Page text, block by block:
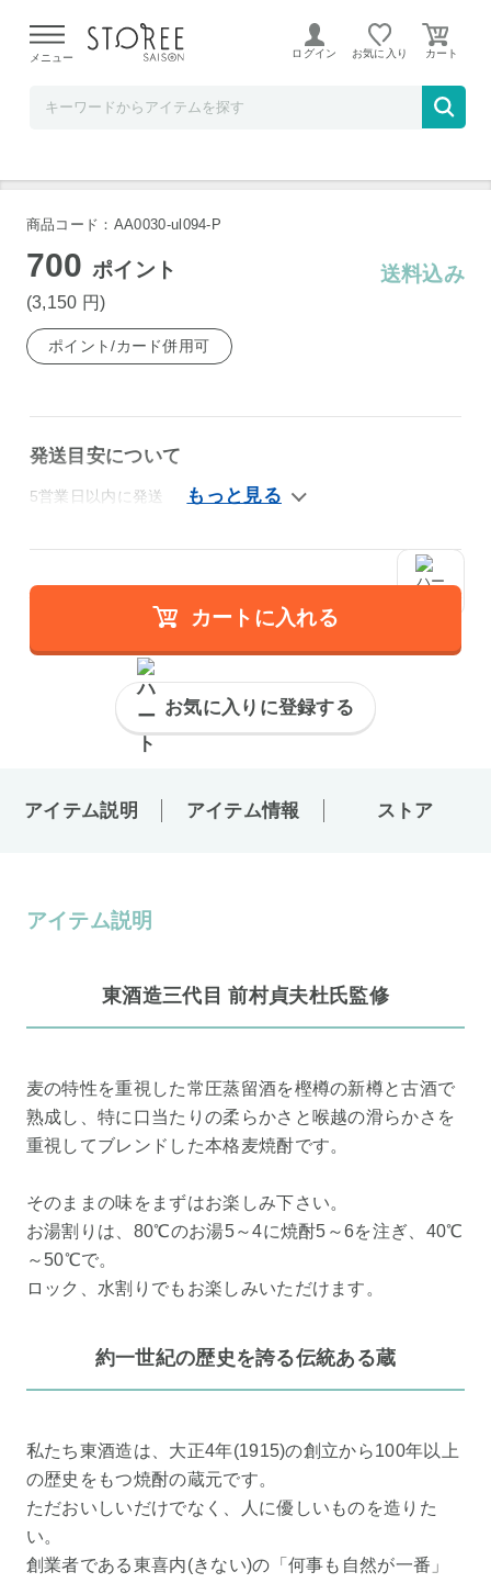
よる配送遅延が発生しております。
メニュー ログイン お気に入り
本格焼酎 克 かつ 25度 麦 720ml
商品コード：AA0030-ul094-P
700ポイント
(3,150 円)
送料込み
ポイント/カード併用可
発送目安について
5営業日以内に発送
カートに入れる
お気に入りに登録する
アイテム説明 アイテム情報 ストア
アイテム説明
東酒造三代目 前村貞夫杜氏監修
麦の特性を重視した常圧蒸留酒を樫樽の新樽と古酒で
熟成し、特に口当たりの柔らかさと喉越の滑らかさを
重視してブレンドした本格麦焼酎です。
そのままの味をまずはお楽しみ下さい。
お湯割りは、80℃のお湯5～4に焼酎5～6を注ぎ、40℃
～50℃で。
ロック、水割りでもお楽しみいただけます。
約一世紀の歴史を誇る伝統ある蔵
私たち東酒造は、大正4年(1915)の創立から100年以上
の歴史をもつ焼酎の蔵元です。
ただおいしいだけでなく、人に優しいものを造りた
い。
創業者である東喜内(きない)の「何事も自然が一番」